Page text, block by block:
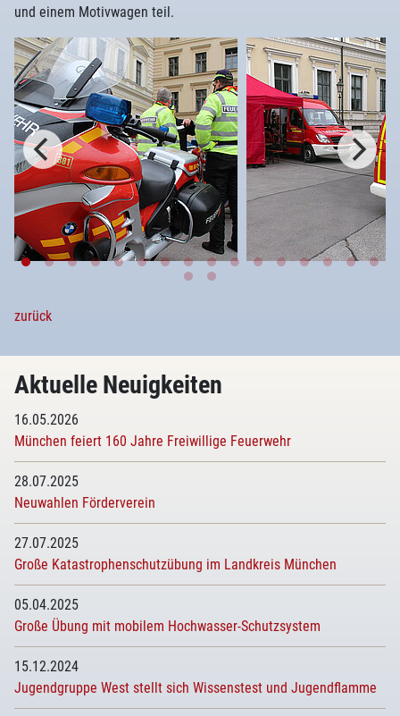
und einem Motivwagen teil.
zurück
Aktuelle Neuigkeiten
16.05.2026
München feiert 160 Jahre Freiwillige Feuerwehr
28.07.2025
Neuwahlen Förderverein
27.07.2025
Große Katastrophenschutzübung im Landkreis München
05.04.2025
Große Übung mit mobilem Hochwasser-Schutzsystem
15.12.2024
Jugendgruppe West stellt sich Wissenstest und Jugendflamme